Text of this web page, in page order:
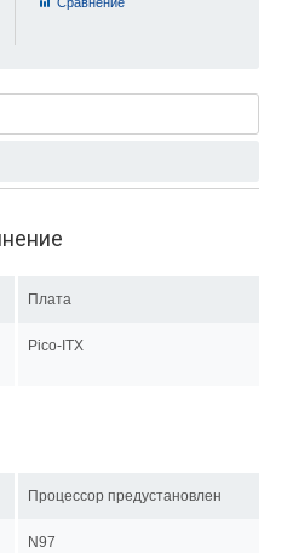
Плата
Pico-ITX
Процессор предустановлен
N97